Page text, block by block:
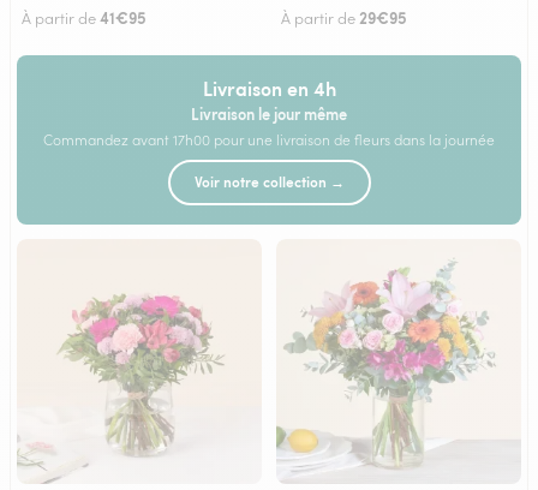
À partir de41€95 À partir de29€95
Livraison en 4h
Livraison le jour même
Commandez avant 17h00 pour une livraison de fleurs dans la journée
Voir notre collection →